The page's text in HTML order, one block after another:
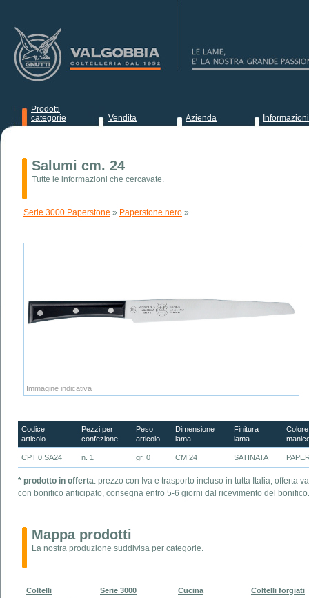
Prodotti
categorie
Vendita Azienda Informazioni
Salumi cm. 24
Tutte le informazioni che cercavate.
Serie 3000 Paperstone » Paperstone nero »
Immagine indicativa
Codice
articolo
Pezzi per
confezione
Peso
articolo
Dimensione
lama
Finitura
lama
Colore
CPT.0.SA24 n. 1 gr. 0 CM 24 SATINATA
* prodotto in offerta: prezzo con Iva e trasporto incluso in tutta Italia, offerta
con bonifico anticipato, consegna entro 5-6 giorni dal ricevimento del bonifico.
Mappa prodotti
La nostra produzione suddivisa per categorie.
Coltelli
Serie 3000
Cucina Coltelli forgiati